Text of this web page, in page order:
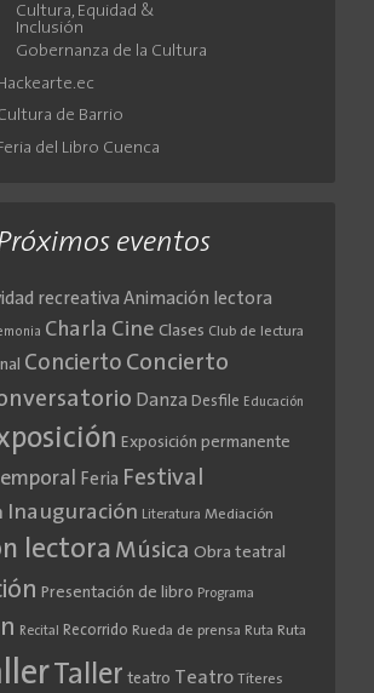
Cultura, Equidad &
Inclusión
Gobernanza de la Cultura
de Barrio
del Libro Cuenca
eventos
recreativa Animación lectora
Charla Cine Clases Club de lectura
Concierto Concierto
Danza Desfile Educación
Exposición permanente
Feria Festival
Inauguración Literatura Mediación
lectora Música Obra teatral
Presentación de libro Programa
Recital Recorrido Rueda de prensa Ruta Ruta
Taller teatro Teatro Títeres